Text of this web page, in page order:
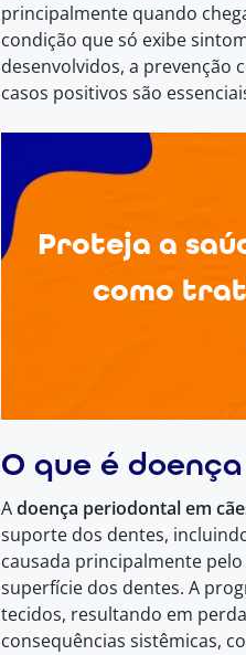
principalmente quando
condição que só exibe
desenvolvidos, a prevenção
casos positivos são
Proteja a
como
O que é
Adoença periodontal em
suporte dos dentes,
causada principalmente
superfície dos dentes. A
tecidos, resultando em
consequências sistêmicas,